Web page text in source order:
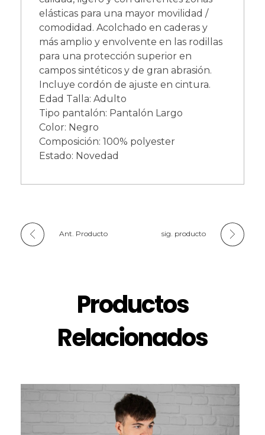
elásticas para una mayor movilidad /
comodidad. Acolchado en caderas y
más amplio y envolvente en las rodillas
para una protección superior en
campos sintéticos y de gran abrasión.
Incluye cordón de ajuste en cintura.
Edad Talla: Adulto
Tipo pantalón: Pantalón Largo
Color: Negro
Composición: 100% polyester
Estado: Novedad
Ant. Producto sig. producto
Productos
Relacionados